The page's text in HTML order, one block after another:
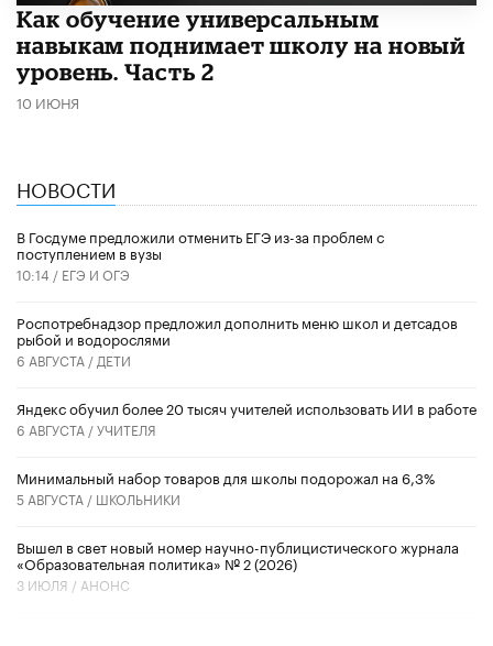
​Как обучение универсальным
навыкам поднимает школу на новый
уровень. Часть 2
10 ИЮНЯ
НОВОСТИ
В Госдуме предложили отменить ЕГЭ из-за проблем с
поступлением в вузы
10:14 / ЕГЭ И ОГЭ
Роспотребнадзор предложил дополнить меню школ и детсадов
рыбой и водорослями
6 АВГУСТА / ДЕТИ
​Яндекс обучил более 20 тысяч учителей использовать ИИ в работе
6 АВГУСТА /УЧИТЕЛЯ
Минимальный набор товаров для школы подорожал на 6,3%
5 АВГУСТА / ШКОЛЬНИКИ
Вышел в свет новый номер научно-публицистического журнала
«Образовательная политика» № 2 (2026)
3 ИЮЛЯ / АНОНС